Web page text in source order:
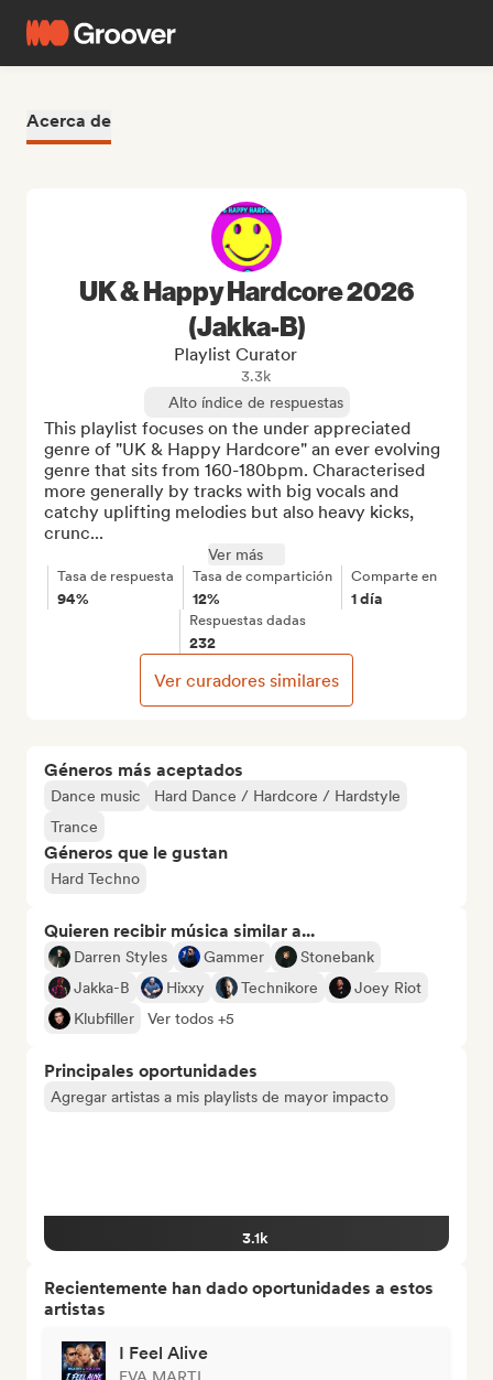
Acerca de
Géneros más aceptados
Dance music
Hard Dance / Hardcore / Hardstyle
Trance
Géneros que le gustan
Hard Techno
Quieren recibir música similar a...
Darren Styles Gammer
Stonebank
Jakka-B
Hixxy Technikore
Joey Riot
Klubfiller
Ver todos +5
Principales oportunidades
Agregar artistas a mis playlists de mayor impacto
3.1k
Recientemente han dado oportunidades a estos
artistas
I Feel Alive
EVA MARTI
UK & Happy Hardcore 2026
(Jakka-B)
Playlist Curator
3.3k
Alto índice de respuestas
This playlist focuses on the under appreciated
genre of "UK & Happy Hardcore" an ever evolving
genre that sits from 160-180bpm. Characterised
more generally by tracks with big vocals and
catchy uplifting melodies but also heavy kicks,
crunc...
Ver más
Tasa de respuesta
94%
Tasa de compartición
12%
Comparte en
1 día
Respuestas dadas
232
Ver curadores similares